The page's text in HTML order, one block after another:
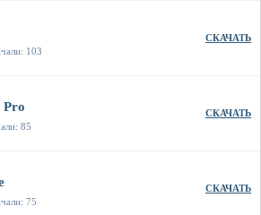
103
СКАЧАТЬ
Pro
85
СКАЧАТЬ
75
СКАЧАТЬ